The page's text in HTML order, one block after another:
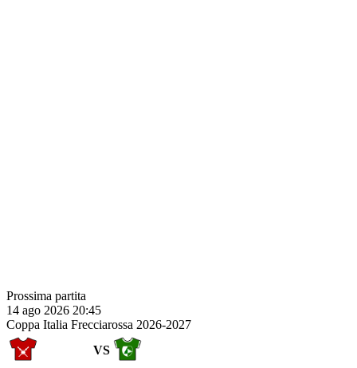
Prossima partita
14 ago 2026 20:45
Coppa Italia Frecciarossa 2026-2027
VS